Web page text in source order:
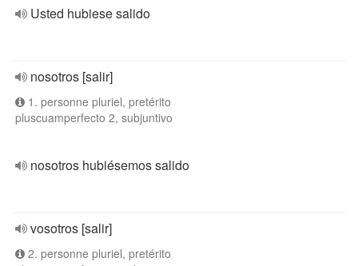
Usted hubiese salido
nosotros [salir]
1. personne pluriel, pretérito
pluscuamperfecto 2, subjuntivo
nosotros hubiésemos salido
vosotros [salir]
2. personne pluriel, pretérito